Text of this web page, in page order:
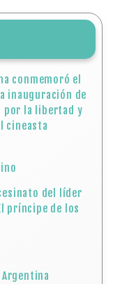
conmemoró el
inauguración de
por la libertad y
cineasta
del líder
príncipe de los
Argentina